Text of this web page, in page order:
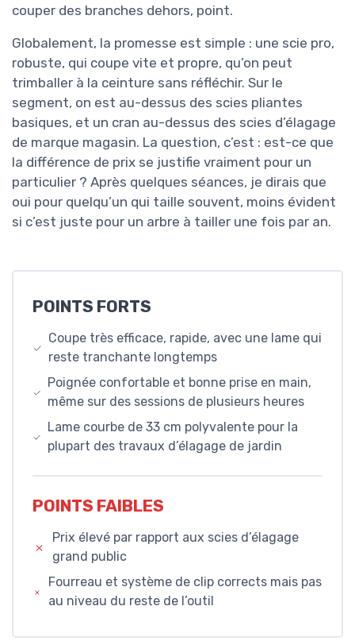
couper des branches dehors, point.
Globalement, la promesse est simple : une scie pro,
robuste, qui coupe vite et propre, qu’on peut
trimballer à la ceinture sans réfléchir. Sur le
segment, on est au-dessus des scies pliantes
basiques, et un cran au-dessus des scies d’élagage
de marque magasin. La question, c’est : est-ce que
la différence de prix se justifie vraiment pour un
particulier ? Après quelques séances, je dirais que
oui pour quelqu’un qui taille souvent, moins évident
si c’est juste pour un arbre à tailler une fois par an.
POINTS FORTS
Coupe très efficace, rapide, avec une lame qui
reste tranchante longtemps
Poignée confortable et bonne prise en main,
même sur des sessions de plusieurs heures
Lame courbe de 33 cm polyvalente pour la
plupart des travaux d’élagage de jardin
POINTS FAIBLES
Prix élevé par rapport aux scies d’élagage
grand public
Fourreau et système de clip corrects mais pas
au niveau du reste de l’outil